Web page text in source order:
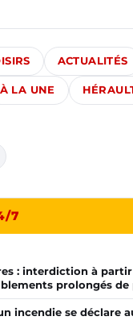
ACTUALITÉS
À LA UNE
7
: interdiction à
prolongés de
non accompagnés
incendie se déclare